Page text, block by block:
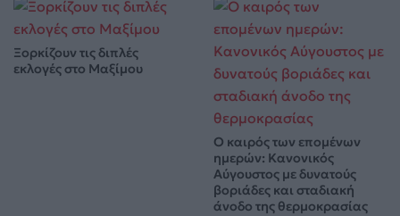
Ξορκίζουν τις διπλές
εκλογές στο Μαξίμου
Ο καιρός των επομένων
ημερών: Κανονικός
Αύγουστος με δυνατούς
βοριάδες και σταδιακή
άνοδο της θερμοκρασίας